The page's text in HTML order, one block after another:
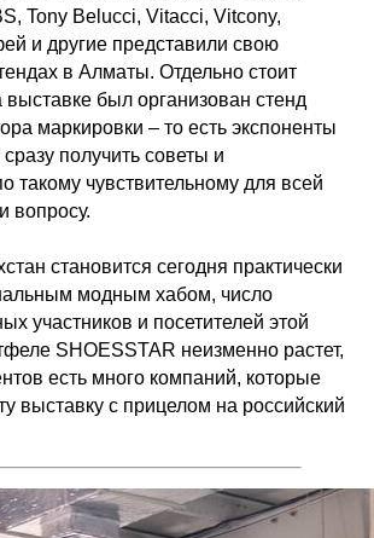
Tony Belucci, Vitacci, Vitcony,
и другие представили свою
в Алматы. Отдельно стоит
выставке был организован стенд
маркировки – то есть экспоненты
получить советы и
такому чувствительному для всей
вопросу.
становится сегодня практически
модным хабом, число
участников и посетителей этой
SHOESSTAR неизменно растет,
есть много компаний, которые
выставку с прицелом на российский